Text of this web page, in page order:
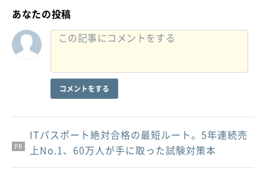
あなたの投稿
コメントをする
PR
PR
PR
ITパスポート絶対合格の最短ルート。5年連続売
上No.1、60万人が手に取った試験対策本